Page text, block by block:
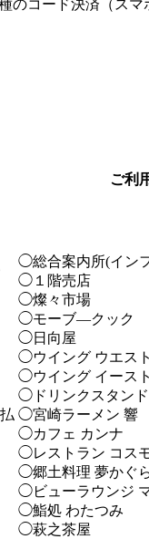
のコード決済（ス
ご利
◯総合案内所(イン
◯１階売店
◯燦々市場
◯モーブ―クック
◯日向屋
◯ウイング ウエスト
◯ウイング イースト
◯ドリンクスタン
◯宮崎ラーメン 響
◯カフェ カンナ
◯レストラン コス
◯郷土料理 夢かぐ
◯ビューラウンジ
◯鮨処 わたつみ
◯萩之茶屋